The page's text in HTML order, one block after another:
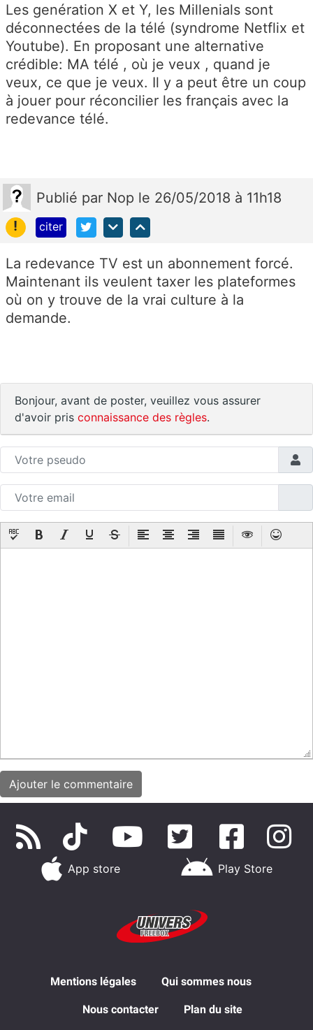
Les genération X et Y, les Millenials sont
déconnectées de la télé (syndrome Netflix et
Youtube). En proposant une alternative
crédible: MA télé , où je veux , quand je
veux, ce que je veux. Il y a peut être un coup
à jouer pour réconcilier les français avec la
redevance télé.
Publié par Nop le 26/05/2018 à 11h18
!
citer
La redevance TV est un abonnement forcé.
Maintenant ils veulent taxer les plateformes
où on y trouve de la vrai culture à la
demande.
Bonjour, avant de poster, veuillez vous assurer
d'avoir pris connaissance des règles.
App store Play Store
Mentions légales Qui sommes nous
Nous contacter Plan du site